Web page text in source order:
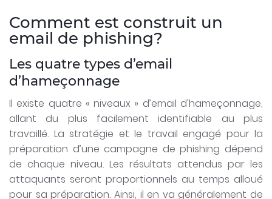
Comment est construit un
email de phishing?
Les quatre types d’email
d’hameçonnage
Il existe quatre « niveaux » d’email d'hameçonnage,
allant du plus facilement identifiable au plus
travaillé. La stratégie et le travail engagé pour la
préparation d’une campagne de phishing dépend
de chaque niveau. Les résultats attendus par les
attaquants seront proportionnels au temps alloué
pour sa préparation. Ainsi, il en va généralement de